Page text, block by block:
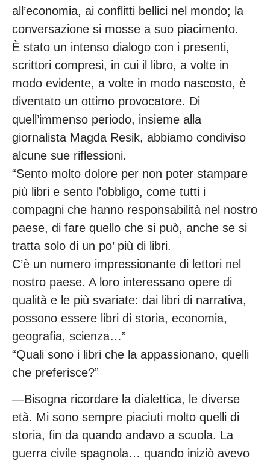
all’economia, ai conflitti bellici nel mondo; la
conversazione si mosse a suo piacimento.
È stato un intenso dialogo con i presenti,
scrittori compresi, in cui il libro, a volte in
modo evidente, a volte in modo nascosto, è
diventato un ottimo provocatore. Di
quell’immenso periodo, insieme alla
giornalista Magda Resik, abbiamo condiviso
alcune sue riflessioni.
“Sento molto dolore per non poter stampare
più libri e sento l’obbligo, come tutti i
compagni che hanno responsabilità nel nostro
paese, di fare quello che si può, anche se si
tratta solo di un po’ più di libri.
C’è un numero impressionante di lettori nel
nostro paese. A loro interessano opere di
qualità e le più svariate: dai libri di narrativa,
possono essere libri di storia, economia,
geografia, scienza…”
“Quali sono i libri che la appassionano, quelli
che preferisce?”
—Bisogna ricordare la dialettica, le diverse
età. Mi sono sempre piaciuti molto quelli di
storia, fin da quando andavo a scuola. La
guerra civile spagnola… quando iniziò avevo